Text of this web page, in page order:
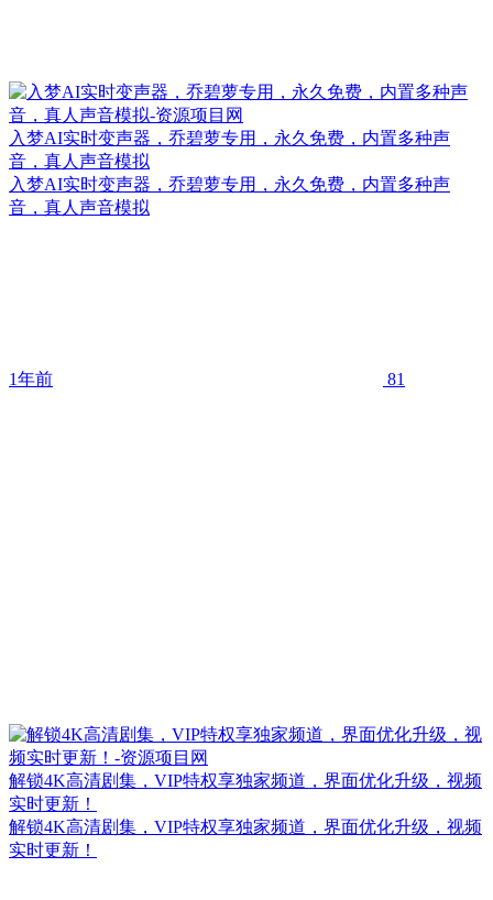
入梦AI实时变声器，乔碧萝专用，永久免费，内置多种声
音，真人声音模拟
入梦AI实时变声器，乔碧萝专用，永久免费，内置多种声
音，真人声音模拟
1年前 81
解锁4K高清剧集，VIP特权享独家频道，界面优化升级，视频
实时更新！
解锁4K高清剧集，VIP特权享独家频道，界面优化升级，视频
实时更新！